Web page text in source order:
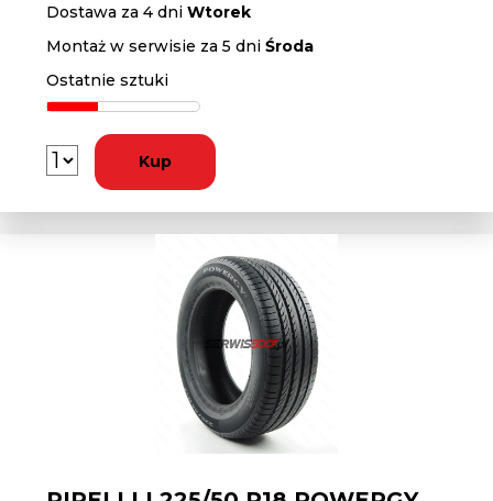
Dostawa za 4 dniWtorek
Montaż w serwisie za 5 dniŚroda
Ostatnie sztuki
Kup